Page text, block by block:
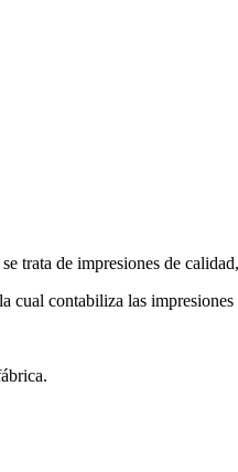
trata de impresiones de
la cual contabiliza las impresiones